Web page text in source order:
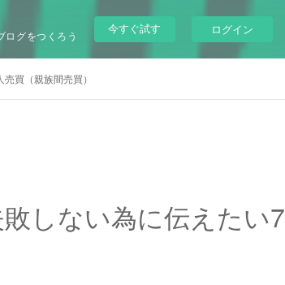
ログをつくろう
今すぐ試す ログイン
買（親族間売買）
しない為に伝えたい7